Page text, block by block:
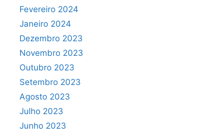
Fevereiro 2024
Janeiro 2024
Dezembro 2023
Novembro 2023
Outubro 2023
Setembro 2023
Agosto 2023
Julho 2023
Junho 2023